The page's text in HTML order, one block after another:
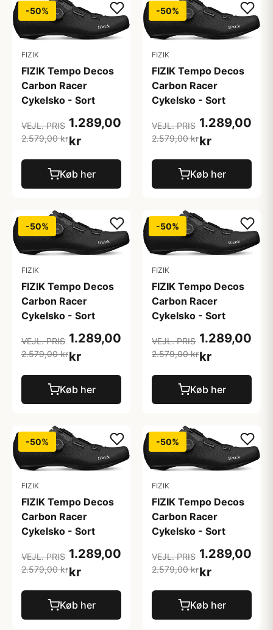
-50%
FIZIK
FIZIK Tempo Decos
Carbon Racer
Cykelsko - Sort
VEJL. PRIS
2.579,00 kr
1.289,00
kr
Køb her
-50%
FIZIK
FIZIK Tempo Decos
Carbon Racer
Cykelsko - Sort
VEJL. PRIS
2.579,00 kr
1.289,00
kr
Køb her
-50%
FIZIK
FIZIK Tempo Decos
Carbon Racer
Cykelsko - Sort
VEJL. PRIS
2.579,00 kr
1.289,00
kr
Køb her
-50%
FIZIK
FIZIK Tempo Decos
Carbon Racer
Cykelsko - Sort
VEJL. PRIS
2.579,00 kr
1.289,00
kr
Køb her
-50%
FIZIK
FIZIK Tempo Decos
Carbon Racer
Cykelsko - Sort
VEJL. PRIS
2.579,00 kr
1.289,00
kr
Køb her
-50%
FIZIK
FIZIK Tempo Decos
Carbon Racer
Cykelsko - Sort
VEJL. PRIS
2.579,00 kr
1.289,00
kr
Køb her